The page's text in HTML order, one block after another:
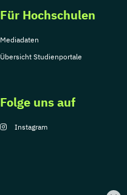
Für Hochschulen
Mediadaten
Übersicht Studienportale
Folge uns auf
Instagram